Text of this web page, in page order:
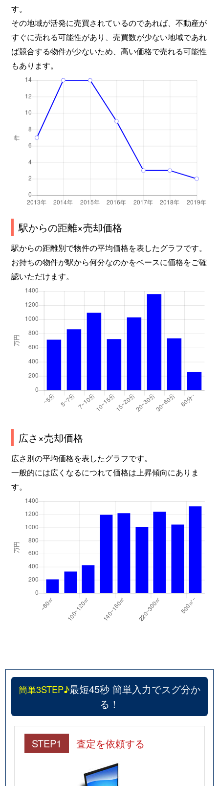
す。
その地域が活発に売買されているのであれば、不動産が
すぐに売れる可能性があり、売買数が少ない地域であれ
ば競合する物件が少ないため、高い価格で売れる可能性
もあります。
駅からの距離×売却価格
駅からの距離別で物件の平均価格を表したグラフです。
お持ちの物件が駅から何分なのかをベースに価格をご確
認いただけます。
広さ×売却価格
広さ別の平均価格を表したグラフです。
一般的には広くなるにつれて価格は上昇傾向にありま
す。
簡単3STEP♪最短45秒 簡単入力でスグ分か
る！
STEP1 査定を依頼する